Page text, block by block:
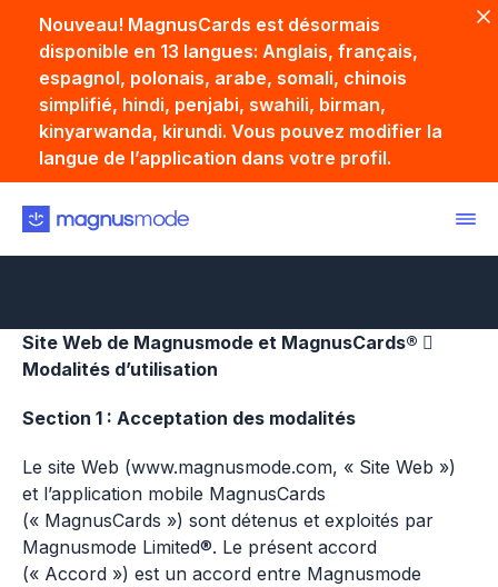
Nouveau! MagnusCards est désormais
disponible en 13 langues: Anglais, français,
espagnol, polonais, arabe, somali, chinois
simplifié, hindi, penjabi, swahili, birman,
kinyarwanda, kirundi. Vous pouvez modifier la
langue de l’application dans votre profil.
Conditions
Site Web de Magnusmode et MagnusCards® 
Modalités d’utilisation
Section 1 : Acceptation des modalités
Le site Web (www.magnusmode.com, « Site Web »)
et l’application mobile MagnusCards
(« MagnusCards ») sont détenus et exploités par
Magnusmode Limited®. Le présent accord
(« Accord ») est un accord entre Magnusmode